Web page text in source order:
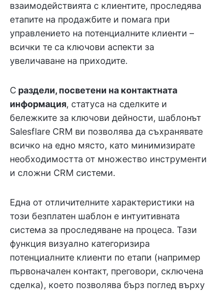
взаимодействията с клиентите, проследява
етапите на продажбите и помага при
управлението на потенциалните клиенти –
всички те са ключови аспекти за
увеличаване на приходите.
С раздели, посветени на контактната
информация, статуса на сделките и
бележките за ключови дейности, шаблонът
Salesflare CRM ви позволява да съхранявате
всичко на едно място, като минимизирате
необходимостта от множество инструменти
и сложни CRM системи.
Една от отличителните характеристики на
този безплатен шаблон е интуитивната
система за проследяване на процеса. Тази
функция визуално категоризира
потенциалните клиенти по етапи (например
първоначален контакт, преговори, сключена
сделка), което позволява бърз поглед върху